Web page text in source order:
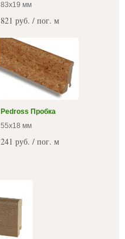
83x19 мм
821 руб. / пог. м
Pedross Пробка
55x18 мм
241 руб. / пог. м